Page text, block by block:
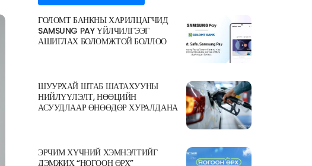
ГОЛОМТ БАНКНЫ ХАРИЛЦАГЧИД
SAMSUNG PAY ҮЙЛЧИЛГЭЭГ
АШИГЛАХ БОЛОМЖТОЙ БОЛЛОО
ШУУРХАЙ ШТАБ ШАТАХУУНЫ
НИЙЛҮҮЛЭЛТ, НӨӨЦИЙН
АСУУДЛААР ӨНӨӨДӨР ХУРАЛДАНА
ЭРЧИМ ХҮЧНИЙ ХЭМНЭЛТИЙГ
ДЭМЖИХ “НОГООН ӨРХ”